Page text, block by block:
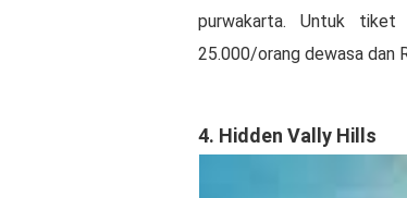
purwakarta. Untuk
25.000/orang dewasa dan
4. Hidden Vally Hills